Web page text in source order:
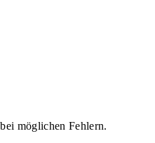
möglichen Fehlern.